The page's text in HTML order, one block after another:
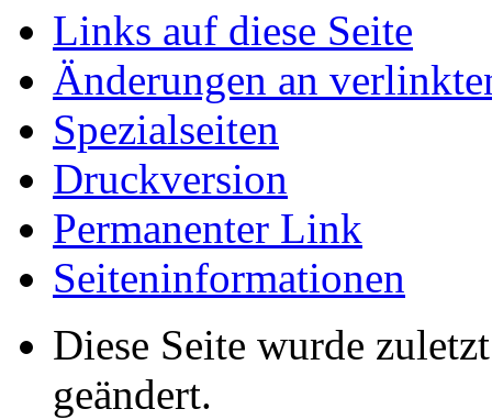
Links auf diese Seite
Änderungen an
Spezialseiten
Druckversion
Permanenter Link
Seiten­informationen
Diese Seite wurde
geändert.